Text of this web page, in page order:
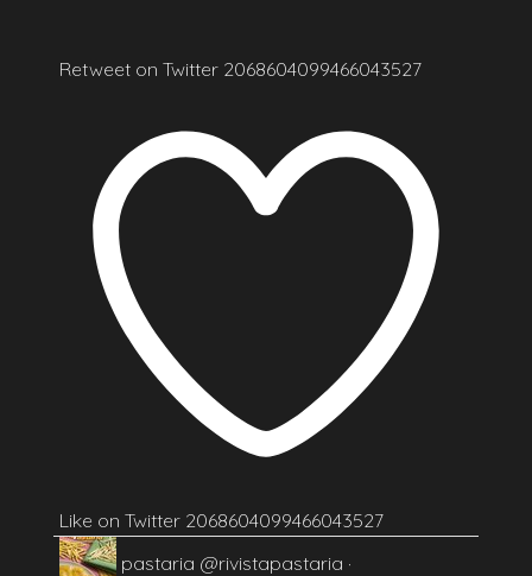
Retweet on Twitter 2068604099466043527
Like on Twitter 2068604099466043527
pastaria @rivistapastaria ·